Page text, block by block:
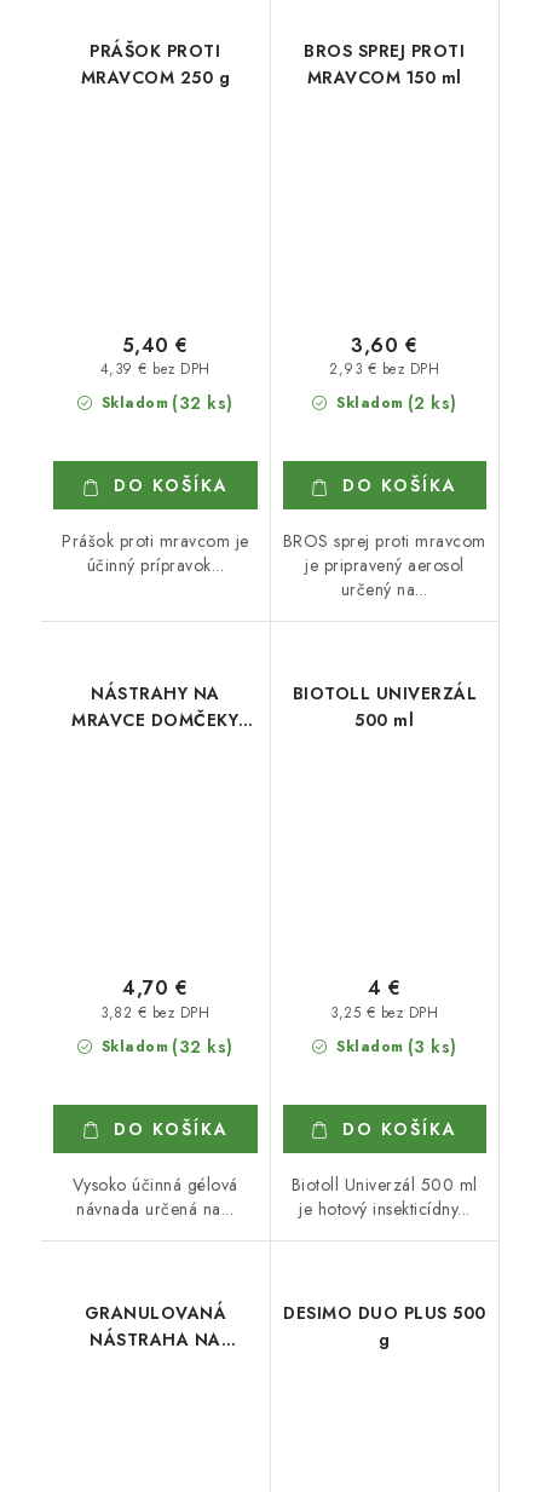
PRÁŠOK PROTI
MRAVCOM 250 g
Skladom (32 ks)
4,39 € bez DPH
5,40 €
DO KOŠÍKA
Prášok proti mravcom je
účinný prípravok...
BROS SPREJ PROTI
MRAVCOM 150 ml
Skladom (2 ks)
2,93 € bez DPH
3,60 €
DO KOŠÍKA
BROS sprej proti mravcom
je pripravený aerosol
určený na...
NÁSTRAHY NA
MRAVCE DOMČEKY
Skladom (32 ks)
3,82 € bez DPH
4,70 €
DO KOŠÍKA
Vysoko účinná gélová
návnada určená na...
BIOTOLL UNIVERZÁL
500 ml
Skladom (3 ks)
3,25 € bez DPH
4 €
DO KOŠÍKA
Biotoll Univerzál 500 ml
je hotový insekticídny...
GRANULOVANÁ
NÁSTRAHA NA
DESIMO DUO PLUS 500
g